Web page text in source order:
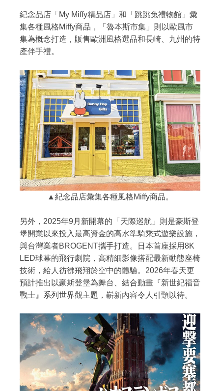
紀念品店「My Miffy精品店」和「跳跳兔禮物館」彙
集各種風格Miffy商品，「魯本斯市集」則以歐風市
集為概念打造，販售歐洲風格選品和長崎、九州的特
產伴手禮。
▲紀念品店彙集各種風格Miffy商品。
另外，2025年9月新開幕的「天際巡航」則是豪斯登
堡開業以來投入最高資金的高水準騎乘式遊樂設施，
與台灣業者BROGENT攜手打造。日本首座採用8K
LED球幕的飛行劇院，高精細影像搭配最新動態座椅
技術，給人彷彿飛翔於空中的體驗。2026年春天更
預計推出以豪斯登堡為舞台、結合動畫『新世紀福音
戰士』系列世界觀主題，嶄新內容令人引頸以待。